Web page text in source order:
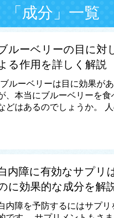
「成分」一覧
ルーベリーの目に対
る作用を詳しく解説
ブルーベリーは目に効果が
、本当にブルーベリーを
どはあるのでしょうか。
内障に有効なサプリ
に効果的な成分を解
内障を予防するにはサプ